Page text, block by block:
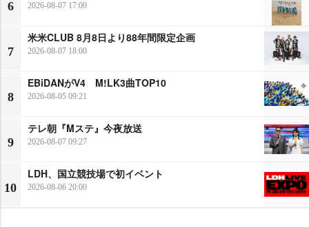
6 2026-08-07 17:00
7
米米CLUB 8月8日より88年間限定企画
2026-08-07 18:00
8
EBiDANがV4 M!LK3曲TOP10
2026-08-05 09:21
9
テレ朝『Mステ』今夜放送
2026-08-07 09:27
10
LDH、国立競技場で初イベント
2026-08-06 20:00